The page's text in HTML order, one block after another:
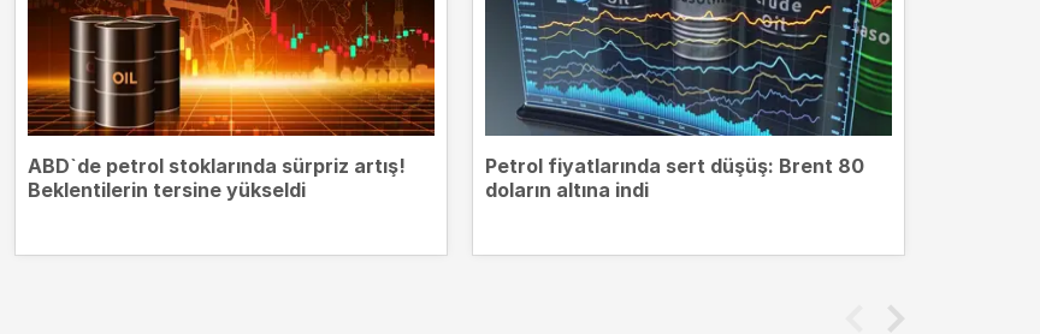
ABD`de petrol stoklarında sürpriz artış!
Beklentilerin tersine yükseldi
Petrol fiyatlarında sert düşüş: Brent 80
doların altına indi